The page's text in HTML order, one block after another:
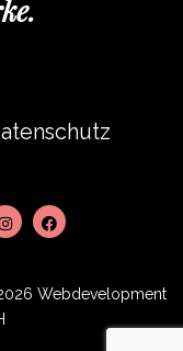
Webdevelopment